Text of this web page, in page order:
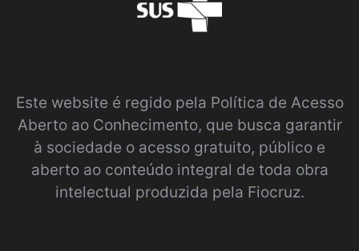
Este website é regido pela Política de Acesso
Aberto ao Conhecimento, que busca garantir
à sociedade o acesso gratuito, público e
aberto ao conteúdo integral de toda obra
intelectual produzida pela Fiocruz.